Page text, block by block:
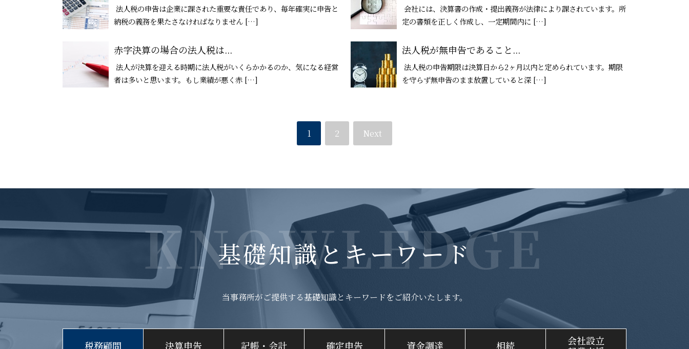
法人税の申告は企業に課された重要な責任であり、毎年確実に申告と
納税の義務を果たさなければなりません […]
会社には、決算書の作成・提出義務が法律により課されています。所
定の書類を正しく作成し、一定期間内に […]
赤字決算の場合の法人税は...
法人が決算を迎える時期に法人税がいくらかかるのか、気になる経営
者は多いと思います。もし業績が悪く赤 […]
法人税が無申告であること...
法人税の申告期限は決算日から2ヶ月以内と定められています。期限
を守らず無申告のまま放置していると深 […]
1 2 Next
KNOWLEDGE
基礎知識とキーワード
当事務所がご提供する基礎知識と キーワードをご紹介いたします。
税務顧問 決算申告 記帳・会計 確定申告 資金調達 相続
会社設立